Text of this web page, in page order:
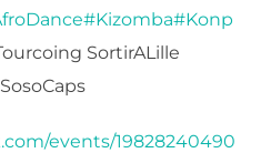
#Kizomba#Konp
SortirALille
events/19828240490